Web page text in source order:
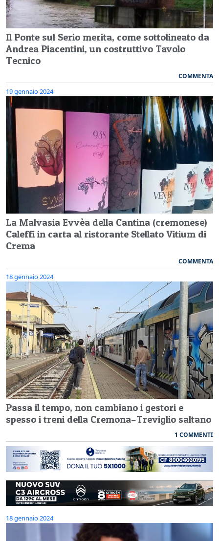
Il Ponte sul Serio merita, come sottolineato da
Andrea Piacentini, un costruttivo Tavolo
Tecnico
COMMENTA
19 gennaio 2024
La Malvasia Evvèa della Cantina (cremonese)
Caleffi in carta al ristorante Stellato Vitium di
Crema
COMMENTA
18 gennaio 2024
Passa il tempo, non cambiano i gestori e
spesso i treni della Cremona–Treviglio saltano
1 COMMENTI
18 gennaio 2024